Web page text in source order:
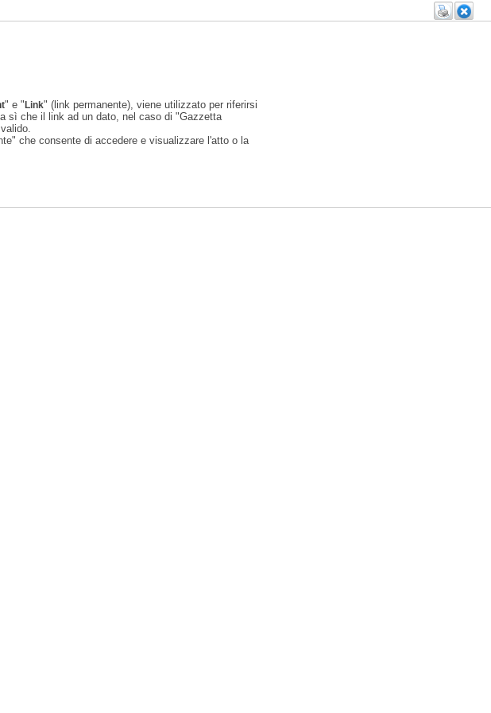
" e "Link" (link permanente), viene utilizzato per riferirsi
sì che il link ad un dato, nel caso di "Gazzetta
che consente di accedere e visualizzare l'atto o la